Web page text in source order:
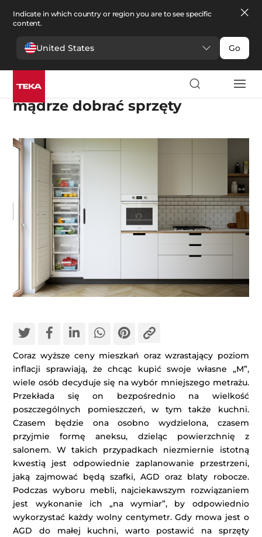
Indicate in which country or region you are to see specific
content.
United States Go
AGD do małej kuchni- jak
mądrze dobrać sprzęty
Coraz wyższe ceny mieszkań oraz wzrastający poziom
inflacji sprawiają, że chcąc kupić swoje własne „M”,
wiele osób decyduje się na wybór mniejszego metrażu.
Przekłada się on bezpośrednio na wielkość
poszczególnych pomieszczeń, w tym także kuchni.
Czasem będzie ona osobno wydzielona, czasem
przyjmie formę aneksu, dzieląc powierzchnię z
salonem. W takich przypadkach niezmiernie istotną
kwestią jest odpowiednie zaplanowanie przestrzeni,
jaką zajmować będą szafki, AGD oraz blaty robocze.
Podczas wyboru mebli, najciekawszym rozwiązaniem
jest wykonanie ich „na wymiar”, by odpowiednio
wykorzystać każdy wolny centymetr. Gdy mowa jest o
AGD do małej kuchni, warto postawić na sprzęty